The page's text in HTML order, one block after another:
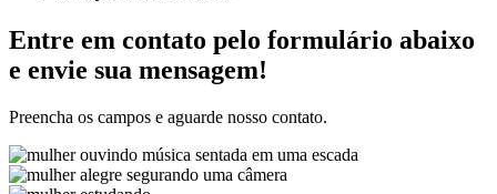
Entre em contato pelo formulário abaixo
e envie sua mensagem!
Preencha os campos e aguarde nosso contato.